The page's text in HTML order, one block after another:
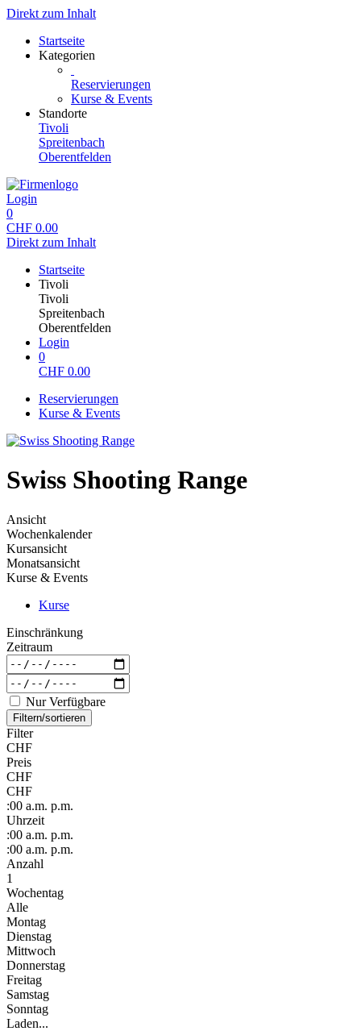
Direkt zum Inhalt
Startseite
Kategorien
Reservierungen
Kurse & Events
Standorte
Tivoli
Spreitenbach
Oberentfelden
Login
0
CHF 0.00
Direkt zum Inhalt
Startseite
Tivoli
Tivoli
Spreitenbach
Oberentfelden
Login
0
CHF 0.00
Reservierungen
Kurse & Events
Swiss Shooting Range
Ansicht
Wochenkalender
Kursansicht
Monatsansicht
Kurse & Events
Kurse
Einschränkung
Zeitraum
Nur Verfügbare
Filtern/sortieren
Filter
CHF
Preis
CHF
CHF
:00 a.m. p.m.
Uhrzeit
:00 a.m. p.m.
:00 a.m. p.m.
Anzahl
1
Wochentag
Alle
Montag
Dienstag
Mittwoch
Donnerstag
Freitag
Samstag
Sonntag
Laden...